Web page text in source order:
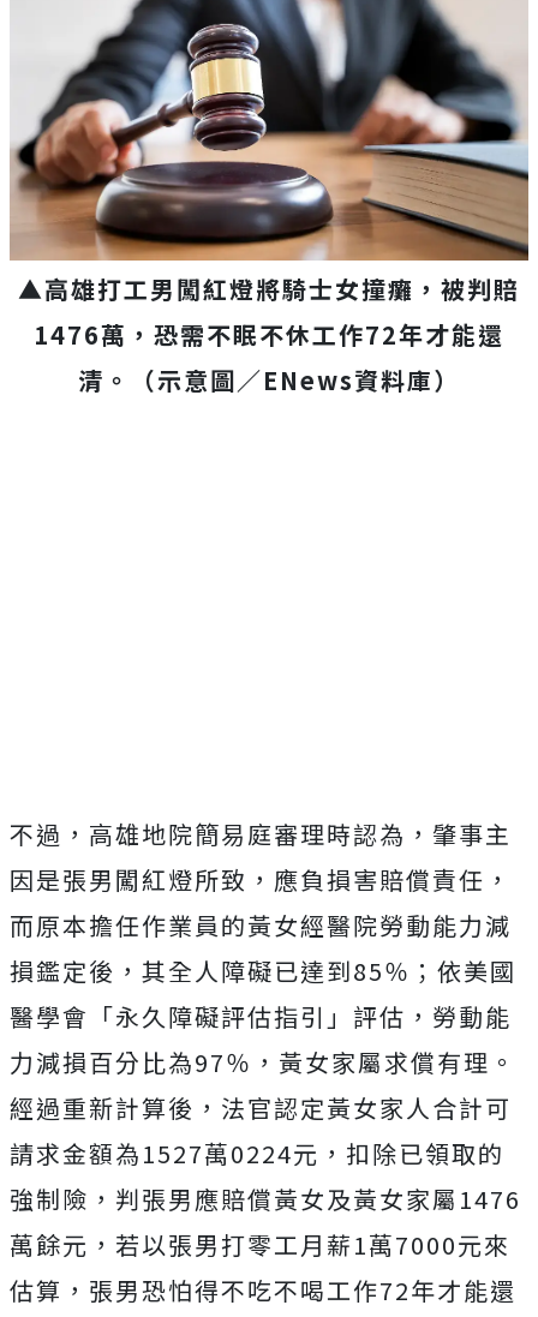
▲高雄打工男闖紅燈將騎士女撞癱，被判賠
1476萬，恐需不眠不休工作72年才能還
清。（示意圖／ENews資料庫）
不過，高雄地院簡易庭審理時認為，肇事主
因是張男闖紅燈所致，應負損害賠償責任，
而原本擔任作業員的黃女經醫院勞動能力減
損鑑定後，其全人障礙已達到85％；依美國
醫學會「永久障礙評估指引」評估，勞動能
力減損百分比為97％，黃女家屬求償有理。
經過重新計算後，法官認定黃女家人合計可
請求金額為1527萬0224元， 扣除已領取的
強制險，判張男應賠償黃女及黃女家屬1476
萬餘元，若以張男打零工月薪1萬7000元來
估算，張男恐怕得不吃不喝工作72年才能還